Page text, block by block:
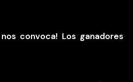
convoca! Los ganadores